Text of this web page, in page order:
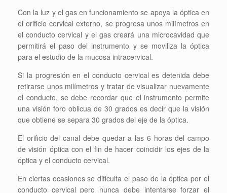
Con la luz y el gas en funcionamiento se apoya la óptica en
el orificio cervical externo, se progresa unos milímetros en
el conducto cervical y el gas creará una microcavidad que
permitirá el paso del instrumento y se moviliza la óptica
para el estudio de la mucosa intracervical.
Si la progresión en el conducto cervical es detenida debe
retirarse unos milímetros y tratar de visualizar nuevamente
el conducto, se debe recordar que el instrumento permite
una visión foro oblicua de 30 grados es decir que la visión
que obtiene se separa 30 grados del eje de la óptica.
El orificio del canal debe quedar a las 6 horas del campo
de visión óptica con el fin de hacer coincidir los ejes de la
óptica y el conducto cervical.
En ciertas ocasiones se dificulta el paso de la óptica por el
conducto cervical pero nunca debe intentarse forzar el